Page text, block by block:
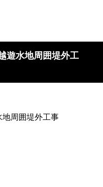
遊水地周囲堤外工
周囲堤外工事